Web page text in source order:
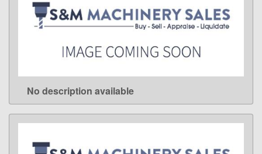
LEARN MORE
No description available